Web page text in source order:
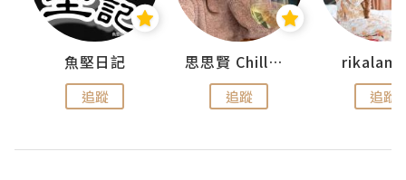
魚堅日記
追蹤
思思賢 ChillMyBabe
追蹤 追蹤